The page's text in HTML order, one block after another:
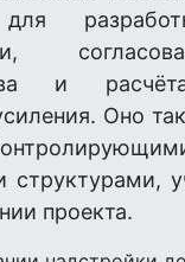
и
Оно
структурами,
проекта.